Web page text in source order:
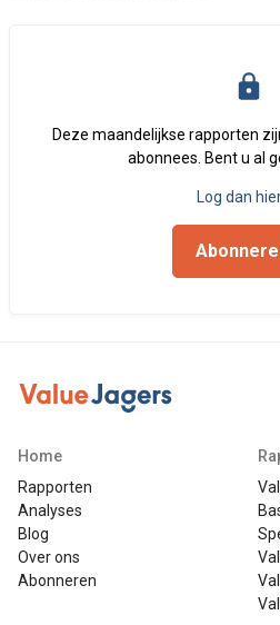
Deze maandelijkse rapporten
abonnees. Bent u al
Log dan
Home
Rapporten
Analyses
Blog
Over ons
Abonneren